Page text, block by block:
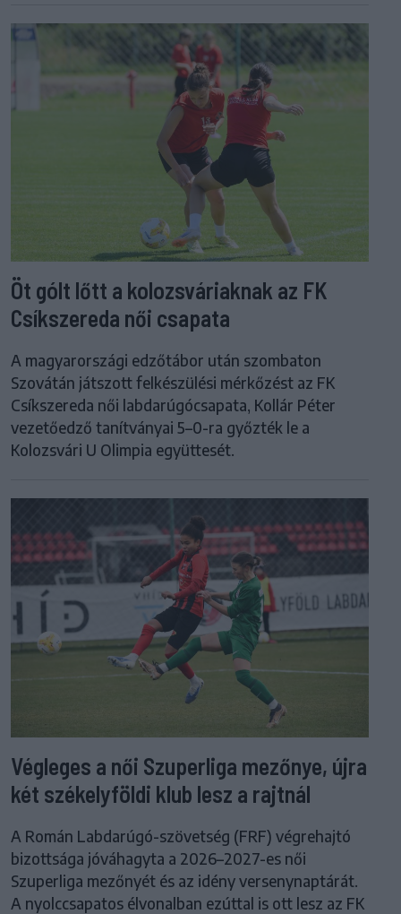
Öt gólt lőtt a kolozsváriaknak az FK
Csíkszereda női csapata
A magyarországi edzőtábor után szombaton
Szovátán játszott felkészülési mérkőzést az FK
Csíkszereda női labdarúgócsapata, Kollár Péter
vezetőedző tanítványai 5–0-ra győzték le a
Kolozsvári U Olimpia együttesét.
Végleges a női Szuperliga mezőnye, újra
két székelyföldi klub lesz a rajtnál
A Román Labdarúgó-szövetség (FRF) végrehajtó
bizottsága jóváhagyta a 2026–2027-es női
Szuperliga mezőnyét és az idény versenynaptárát.
A nyolccsapatos élvonalban ezúttal is ott lesz az FK